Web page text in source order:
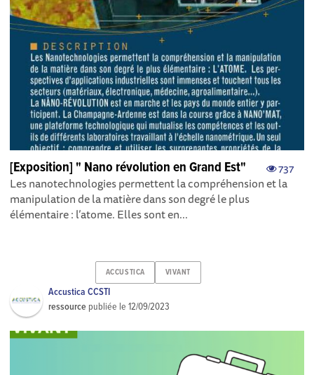
737
[Exposition] " Nano révolution en Grand Est"
Les nanotechnologies permettent la compréhension et la
manipulation de la matière dans son degré le plus
élémentaire : l’atome. Elles sont en...
ACCUSTICA VIVANT
Accustica CCSTI
ressource publiée le12/09/2023